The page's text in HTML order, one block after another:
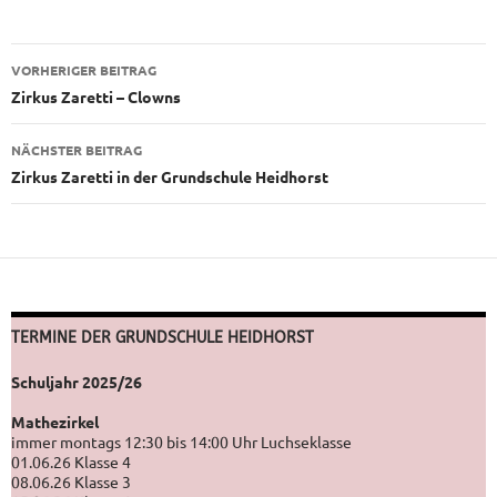
Beitragsnavigation
VORHERIGER BEITRAG
Zirkus Zaretti – Clowns
NÄCHSTER BEITRAG
Zirkus Zaretti in der Grundschule Heidhorst
TERMINE DER GRUNDSCHULE HEIDHORST
Schuljahr 2025/26
Mathezirkel
immer montags 12:30 bis 14:00 Uhr Luchseklasse
01.06.26 Klasse 4
08.06.26 Klasse 3